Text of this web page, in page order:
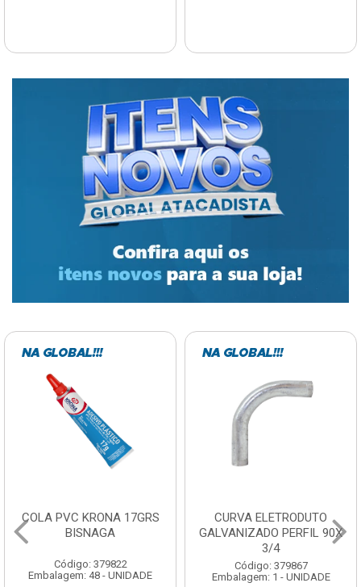
COLA PVC KRONA 17GRS
BISNAGA
Código: 379822
Embalagem: 48 - UNIDADE
CURVA ELETRODUTO
GALVANIZADO PERFIL 90X
3/4
Código: 379867
Embalagem: 1 - UNIDADE